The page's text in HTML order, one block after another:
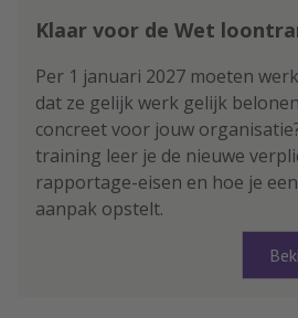
Klaar voor de Wet
Per 1 januari 2027 moeten
dat ze gelijk werk gelijk
concreet voor jouw
training leer je de nieuwe
rapportage-eisen en hoe je
aanpak opstelt.